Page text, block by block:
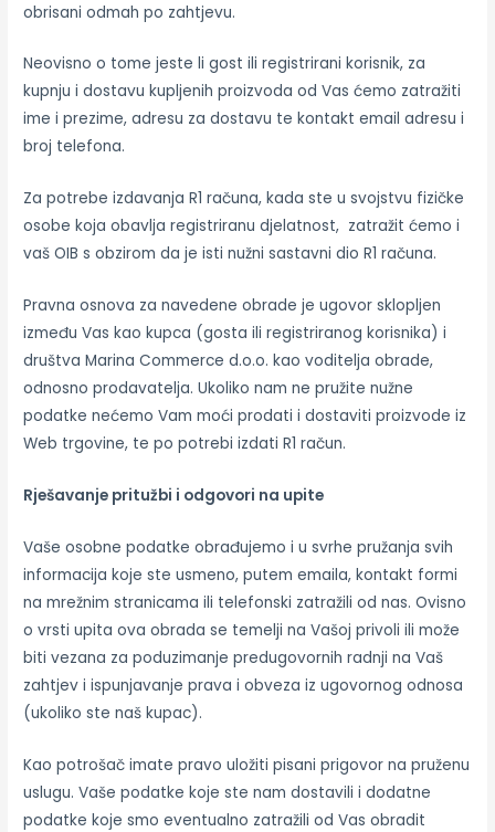
obrisani odmah po zahtjevu.
Neovisno o tome jeste li gost ili registrirani korisnik, za
kupnju i dostavu kupljenih proizvoda od Vas ćemo zatražiti
ime i prezime, adresu za dostavu te kontakt email adresu i
broj telefona.
Za potrebe izdavanja R1 računa, kada ste u svojstvu fizičke
osobe koja obavlja registriranu djelatnost, zatražit ćemo i
vaš OIB s obzirom da je isti nužni sastavni dio R1 računa.
Pravna osnova za navedene obrade je ugovor sklopljen
između Vas kao kupca (gosta ili registriranog korisnika) i
društva Marina Commerce d.o.o. kao voditelja obrade,
odnosno prodavatelja. Ukoliko nam ne pružite nužne
podatke nećemo Vam moći prodati i dostaviti proizvode iz
Web trgovine, te po potrebi izdati R1 račun.
Rješavanje pritužbi i odgovori na upite
Vaše osobne podatke obrađujemo i u svrhe pružanja svih
informacija koje ste usmeno, putem emaila, kontakt formi
na mrežnim stranicama ili telefonski zatražili od nas. Ovisno
o vrsti upita ova obrada se temelji na Vašoj privoli ili može
biti vezana za poduzimanje predugovornih radnji na Vaš
zahtjev i ispunjavanje prava i obveza iz ugovornog odnosa
(ukoliko ste naš kupac).
Kao potrošač imate pravo uložiti pisani prigovor na pruženu
uslugu. Vaše podatke koje ste nam dostavili i dodatne
podatke koje smo eventualno zatražili od Vas obradit